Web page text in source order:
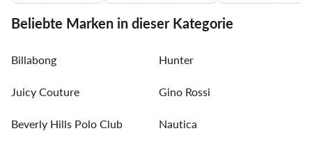
Beliebte Marken in dieser Kategorie
Billabong Hunter
Juicy Couture Gino Rossi
Beverly Hills Polo Club Nautica